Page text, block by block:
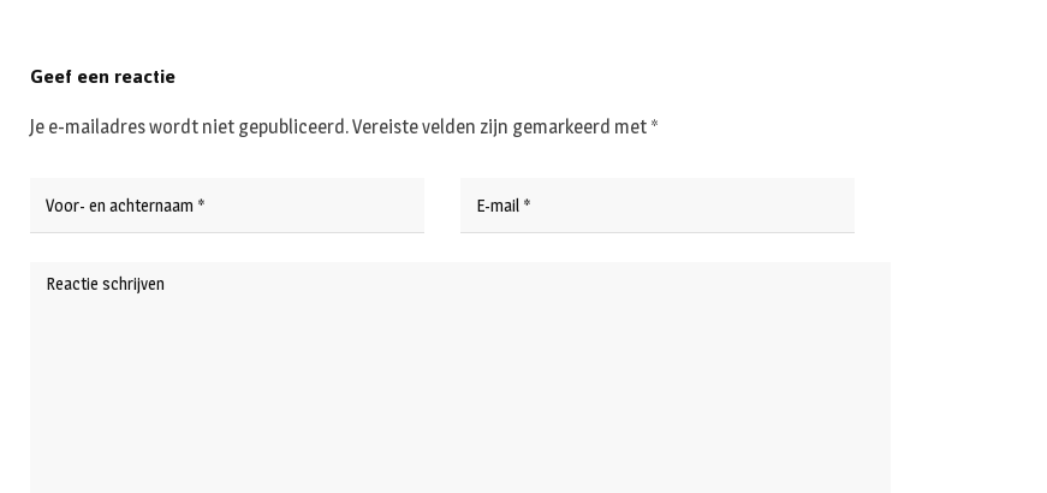
Geef een reactie
Je e-mailadres wordt niet gepubliceerd.Vereiste velden zijn gemarkeerd met *